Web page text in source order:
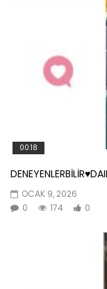
00:18
OCAK 9, 2026
0
174 0